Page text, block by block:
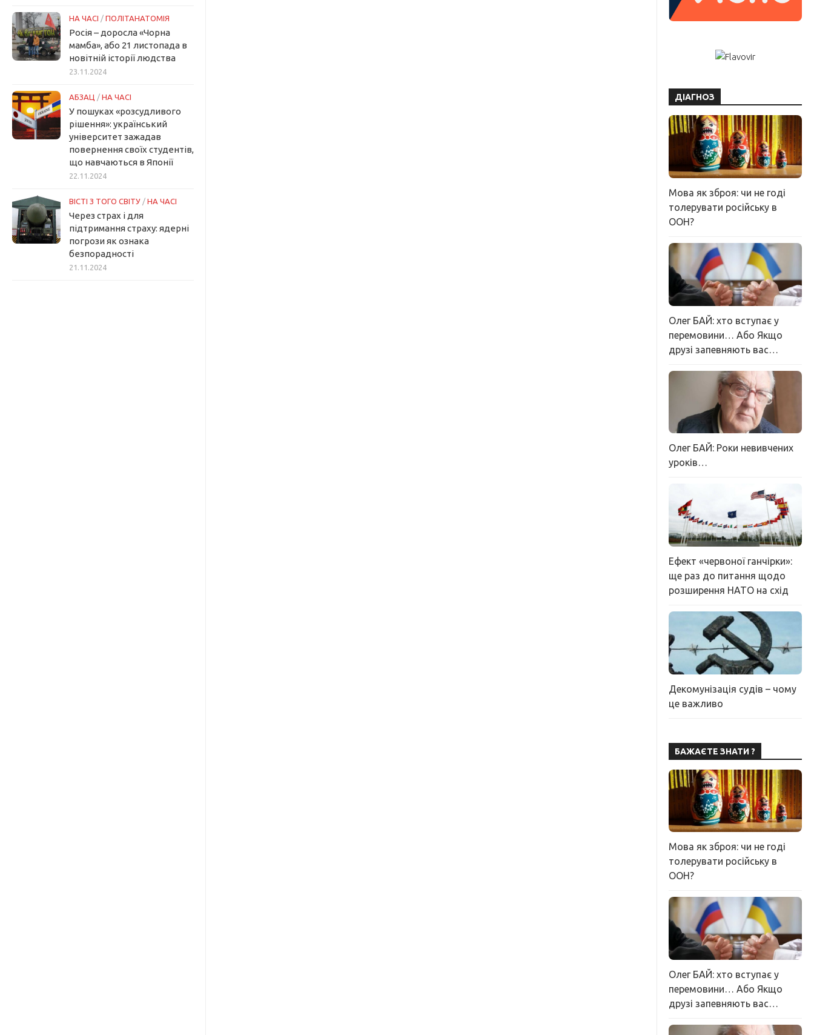
НА ЧАСІ / ПОЛІТАНАТОМІЯ
Росія – доросла «Чорна
мамба», або 21 листопада в
новітній історії людства
23.11.2024
АБЗАЦ / НА ЧАСІ
У пошуках «розсудливого
рішення»: український
університет зажадав
повернення своїх студентів,
що навчаються в Японії
22.11.2024
ВІСТІ З ТОГО СВІТУ / НА ЧАСІ
Через страх і для
підтримання страху: ядерні
погрози як ознака
безпорадності
21.11.2024
ДІАГНОЗ
Мова як зброя: чи не годі
толерувати російську в
ООН?
Олег БАЙ: хто вступає у
перемовини… Або Якщо
друзі запевняють вас…
Олег БАЙ: Роки невивчених
уроків…
Ефект «червоної ганчірки»:
ще раз до питання щодо
розширення НАТО на схід
Декомунізація судів – чому
це важливо
БАЖАЄТЕ ЗНАТИ ?
Мова як зброя: чи не годі
толерувати російську в
ООН?
Олег БАЙ: хто вступає у
перемовини… Або Якщо
друзі запевняють вас…